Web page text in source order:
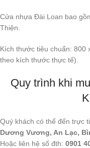
Cửa nhựa Đài Loan bao
Thiện.
Kích thước tiêu chuẩn: 800
theo kích thước thực tế).
Quy trình khi
Quý khách có thể đến trực
Dương Vương, An Lạc,
Hoặc liên hệ số đth: 0901